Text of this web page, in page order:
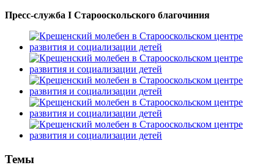
Пресс-служба I Старооскольского благочиния
Темы